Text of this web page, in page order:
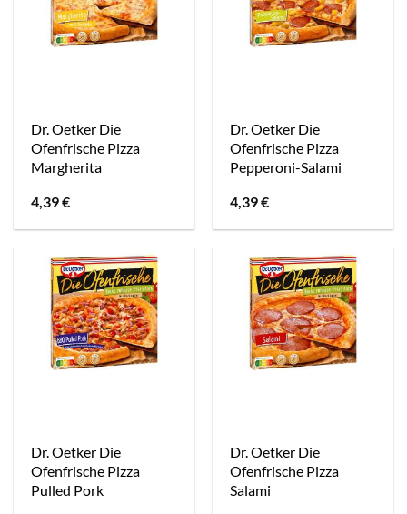
Dr. Oetker Die
Ofenfrische Pizza
Margherita
4,39€
Dr. Oetker Die
Ofenfrische Pizza
Pepperoni-Salami
4,39€
Dr. Oetker Die
Ofenfrische Pizza
Pulled Pork
Dr. Oetker Die
Ofenfrische Pizza
Salami